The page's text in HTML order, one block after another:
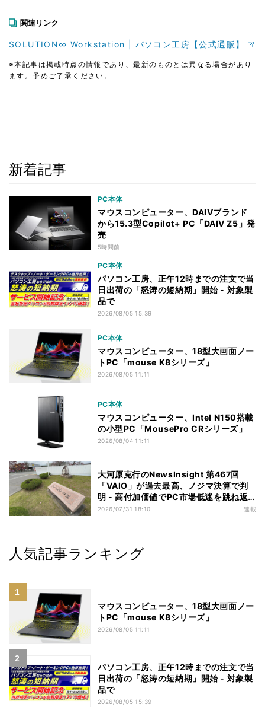
関連リンク
SOLUTION∞ Workstation | パソコン工房【公式通販】
※本記事は掲載時点の情報であり、最新のものとは異なる場合があり
ます。予めご了承ください。
新着記事
PC本体
マウスコンピューター、DAIVブランド
から15.3型Copilot+ PC「DAIV Z5」発
売
5時間前
PC本体
パソコン工房、正午12時までの注文で当
日出荷の「怒涛の短納期」開始 - 対象製
品で
2026/08/05 15:39
PC本体
マウスコンピューター、18型大画面ノー
トPC「mouse K8シリーズ」
2026/08/05 11:11
PC本体
マウスコンピューター、Intel N150搭載
の小型PC「MousePro CRシリーズ」
2026/08/04 11:11
大河原克行のNewsInsight 第467回
「VAIO」が過去最高、ノジマ決算で判
明 - 高付加価値でPC市場低迷を跳ね返
す
2026/07/31 18:10 連載
人気記事ランキング
マウスコンピューター、18型大画面ノー
トPC「mouse K8シリーズ」
2026/08/05 11:11
パソコン工房、正午12時までの注文で当
日出荷の「怒涛の短納期」開始 - 対象製
品で
2026/08/05 15:39